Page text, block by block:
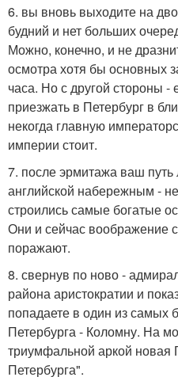
6. вы вновь выходите на
будний и нет больших
Можно, конечно, и не
осмотра хотя бы основных
часа. Но с другой стороны -
приезжать в Петербург в
некогда главную
империи стоит.
7. после эрмитажа ваш
английской набережным -
строились самые богатые
Они и сейчас воображение
поражают.
8. свернув по ново -
района аристократии и
попадаете в один из самых
Петербурга - Коломну. На
триумфальной аркой новая
Петербурга".